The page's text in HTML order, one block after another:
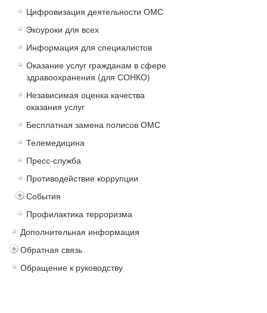
Цифровизация деятельности ОМС
Экоуроки для всех
Информация для специалистов
Оказание услуг гражданам в сфере
здравоохранения (для СОНКО)
Независимая оценка качества
оказания услуг
Бесплатная замена полисов ОМС
Телемедицина
Пресс-служба
Противодействие коррупции
События
Профилактика терроризма
Дополнительная информация
Обратная связь
Обращение к руководству